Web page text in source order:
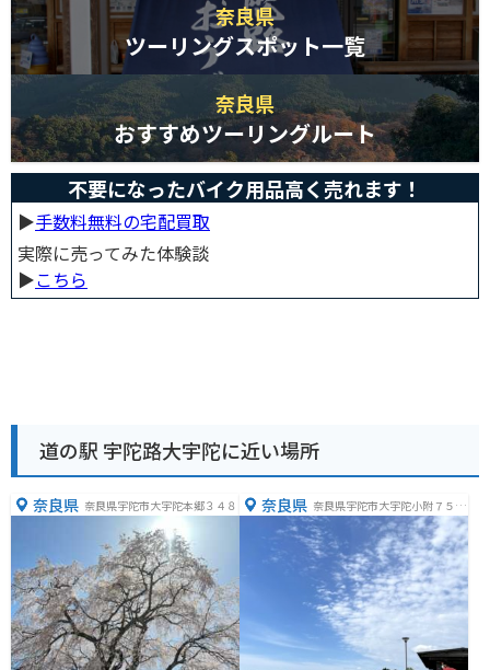
奈良県
ツーリングスポット一覧
奈良県
おすすめツーリングルート
不要になったバイク用品高く売れます！
▶︎手数料無料の宅配買取
実際に売ってみた体験談
▶︎こちら
道の駅 宇陀路大宇陀に近い場所
奈良県 奈良県宇陀市大宇陀本郷３４８ 奈良県 奈良県宇陀市大宇陀小附７５
−１